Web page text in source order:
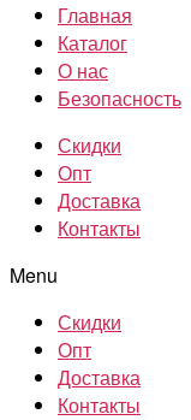
Главная
Каталог
О нас
Безопасность
Скидки
Опт
Доставка
Контакты
Menu
Скидки
Опт
Доставка
Контакты